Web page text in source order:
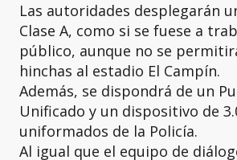
Las autoridades desplegarán
Clase A, como si se fuese a
público, aunque no se
hinchas al estadio El Campín.
Además, se dispondrá de un
Unificado y un dispositivo de
uniformados de la Policía.
Al igual que el equipo de